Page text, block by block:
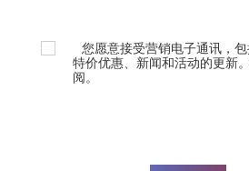
您愿意接受营销电子通讯，包
特价优惠、新闻和活动的更新
阅。